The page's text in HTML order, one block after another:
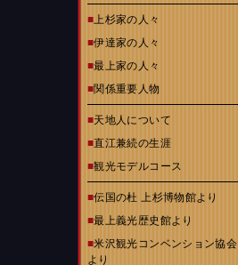
■上杉家の人々
■伊達家の人々
■最上家の人々
■関係重要人物
■天地人について
■直江兼続の生涯
■観光モデルコース
■伝国の杜 上杉博物館より
■最上義光歴史館より
■米沢観光コンベンション協会
より